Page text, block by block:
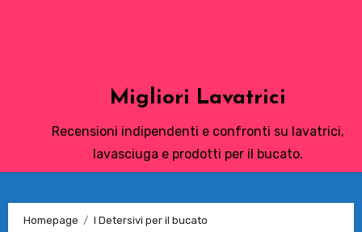
Migliori Lavatrici
Recensioni indipendenti e confronti su lavatrici,
lavasciuga e prodotti per il bucato.
Homepage
I Detersivi per il bucato